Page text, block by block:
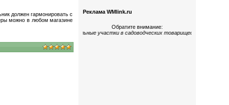
должен гармонировать с
можно в любом магазине
Реклама WMlink.ru
Обратите внимание:
дома и земельные участкив садоводческих товариществах